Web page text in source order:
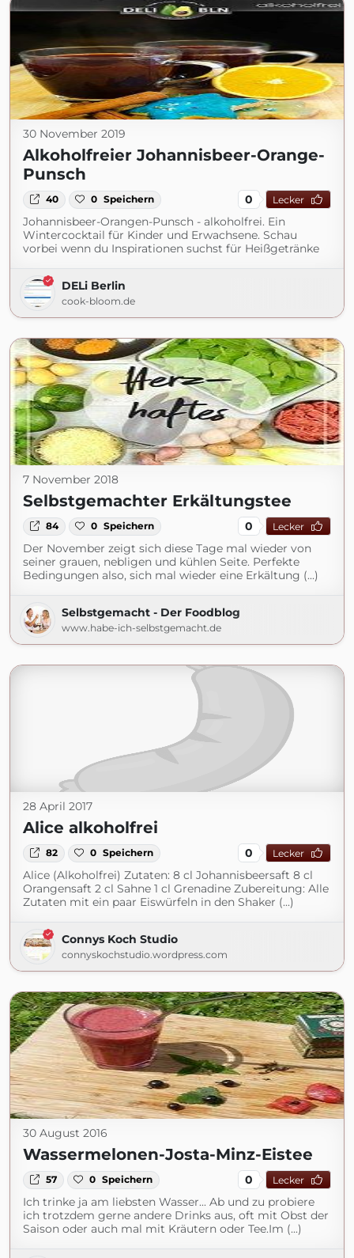
30 November 2019
Alkoholfreier Johannisbeer-Orange-
Punsch
40 0 Speichern 0 Lecker
Johannisbeer-Orangen-Punsch - alkoholfrei. Ein
Wintercocktail für Kinder und Erwachsene. Schau
vorbei wenn du Inspirationen suchst für Heißgetränke
DELi Berlin
cook-bloom.de
7 November 2018
Selbstgemachter Erkältungstee
84 0 Speichern 0 Lecker
Der November zeigt sich diese Tage mal wieder von
seiner grauen, nebligen und kühlen Seite. Perfekte
Bedingungen also, sich mal wieder eine Erkältung (...)
Selbstgemacht - Der Foodblog
www.habe-ich-selbstgemacht.de
28 April 2017
Alice alkoholfrei
82 0 Speichern 0 Lecker
Alice (Alkoholfrei) Zutaten: 8 cl Johannisbeersaft 8 cl
Orangensaft 2 cl Sahne 1 cl Grenadine Zubereitung: Alle
Zutaten mit ein paar Eiswürfeln in den Shaker (...)
Connys Koch Studio
connyskochstudio.wordpress.com
30 August 2016
Wassermelonen-Josta-Minz-Eistee
57 0 Speichern 0 Lecker
Ich trinke ja am liebsten Wasser... Ab und zu probiere
ich trotzdem gerne andere Drinks aus, oft mit Obst der
Saison oder auch mal mit Kräutern oder Tee.Im (...)